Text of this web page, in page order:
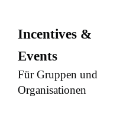
Incentives &
Events
Für Gruppen und
Organisationen